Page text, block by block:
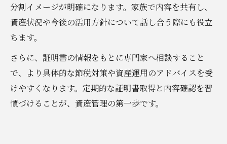
分割イメージが明確になります。家族で内容を共有し、
資産状況や今後の活用方針について話し合う際にも役立
ちます。
さらに、証明書の情報をもとに専門家へ相談すること
で、より具体的な節税対策や資産運用のアドバイスを受
けやすくなります。定期的な証明書取得と内容確認を習
慣づけることが、資産管理の第一歩です。